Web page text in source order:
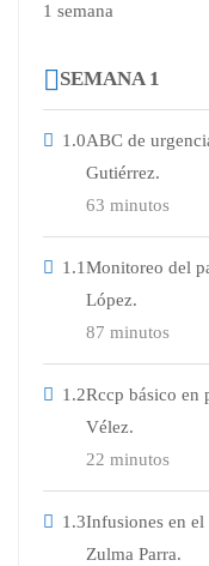
1 semana
SEMANA 1
1.0ABC de
Gutiérrez.
63 minutos
1.1Monitoreo del
López.
87 minutos
1.2Rccp básico en
Vélez.
22 minutos
1.3Infusiones en el
Zulma Parra.